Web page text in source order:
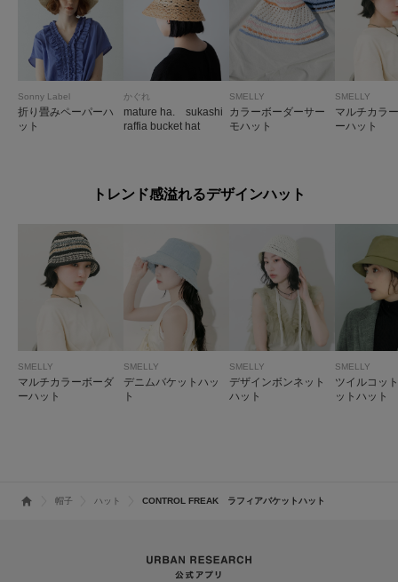
Sonny Label
折り畳みペーパーハ
ット
かぐれ
mature ha. sukashi
raffia bucket hat
SMELLY
カラーボーダーサー
モハット
SMELLY
マルチカラ
ーハット
トレンド感溢れるデザインハット
SMELLY
マルチカラーボーダ
ーハット
SMELLY
デニムバケットハッ
ト
SMELLY
デザインボンネット
ハット
SMELLY
ツイルコッ
ットハット
帽子 ハット CONTROL FREAK ラフィアバケットハット